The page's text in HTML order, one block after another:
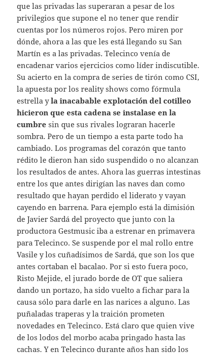
que las privadas las superaran a pesar de los
privilegios que supone el no tener que rendir
cuentas por los números rojos. Pero miren por
dónde, ahora a las que les está llegando su San
Martín es a las privadas. Telecinco venía de
encadenar varios ejercicios como líder indiscutible.
Su acierto en la compra de series de tirón como CSI,
la apuesta por los reality shows como fórmula
estrella yla inacabable explotación del cotilleo
hicieron que esta cadena se instalase en la
cumbre sin que sus rivales lograran hacerle
sombra. Pero de un tiempo a esta parte todo ha
cambiado. Los programas del corazón que tanto
rédito le dieron han sido suspendido o no alcanzan
los resultados de antes. Ahora las guerras intestinas
entre los que antes dirigían las naves dan como
resultado que hayan perdido el liderato y vayan
cayendo en barrena. Para ejemplo está la dimisión
de Javier Sardá del proyecto que junto con la
productora Gestmusic iba a estrenar en primavera
para Telecinco. Se suspende por el mal rollo entre
Vasile y los cuñadísimos de Sardá, que son los que
antes cortaban el bacalao. Por si esto fuera poco,
Risto Mejide, el jurado borde de OT que saliera
dando un portazo, ha sido vuelto a fichar para la
causa sólo para darle en las narices a alguno. Las
puñaladas traperas y la traición prometen
novedades en Telecinco. Está claro que quien vive
de los lodos del morbo acaba pringado hasta las
cachas. Y en Telecinco durante años han sido los